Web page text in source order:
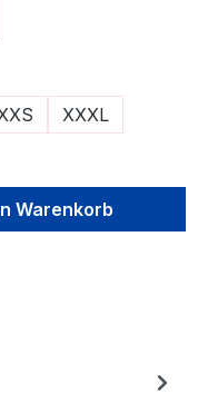
XXXL
Warenkorb